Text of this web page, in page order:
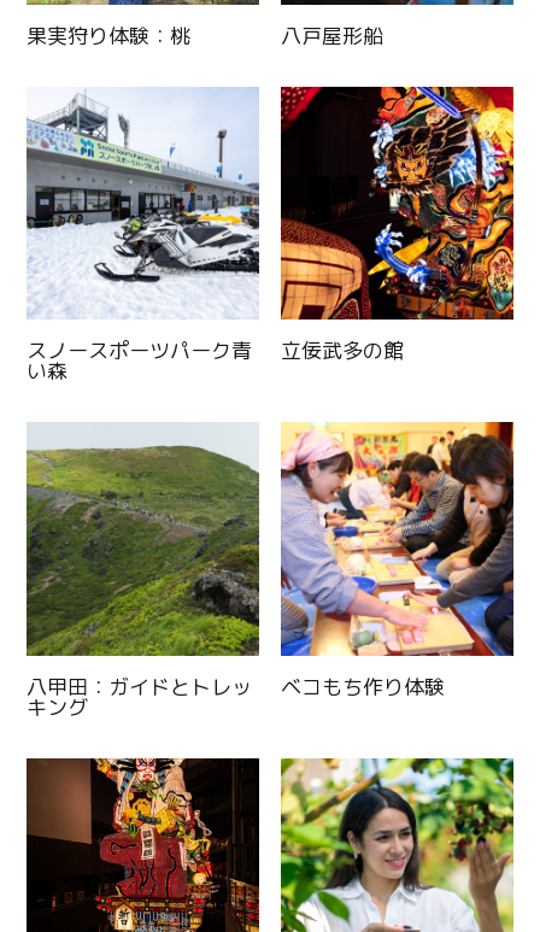
果実狩り体験：桃 八戸屋形船
スノースポーツパーク青
い森
立佞武多の館
八甲田：ガイドとトレッ
キング
ベコもち作り体験